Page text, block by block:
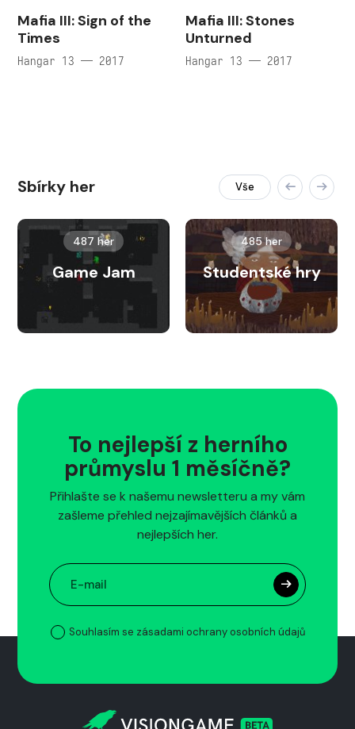
Mafia III: Sign of the
Times
Hangar 13 — 2017
Mafia III: Stones
Unturned
Hangar 13 — 2017
Sbírky her Vše
487 her
Game Jam
485 her
Studentské hry
To nejlepší z herního
průmyslu 1 měsíčně?
Přihlašte se k našemu newsletteru a my vám
zašleme přehled nejzajímavějších článků a
nejlepších her.
Souhlasím se zásadami ochrany osobních údajů